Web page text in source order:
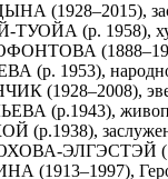
(р. 1958),
1953),
ЭЛГЭСТЭЙ
Героя